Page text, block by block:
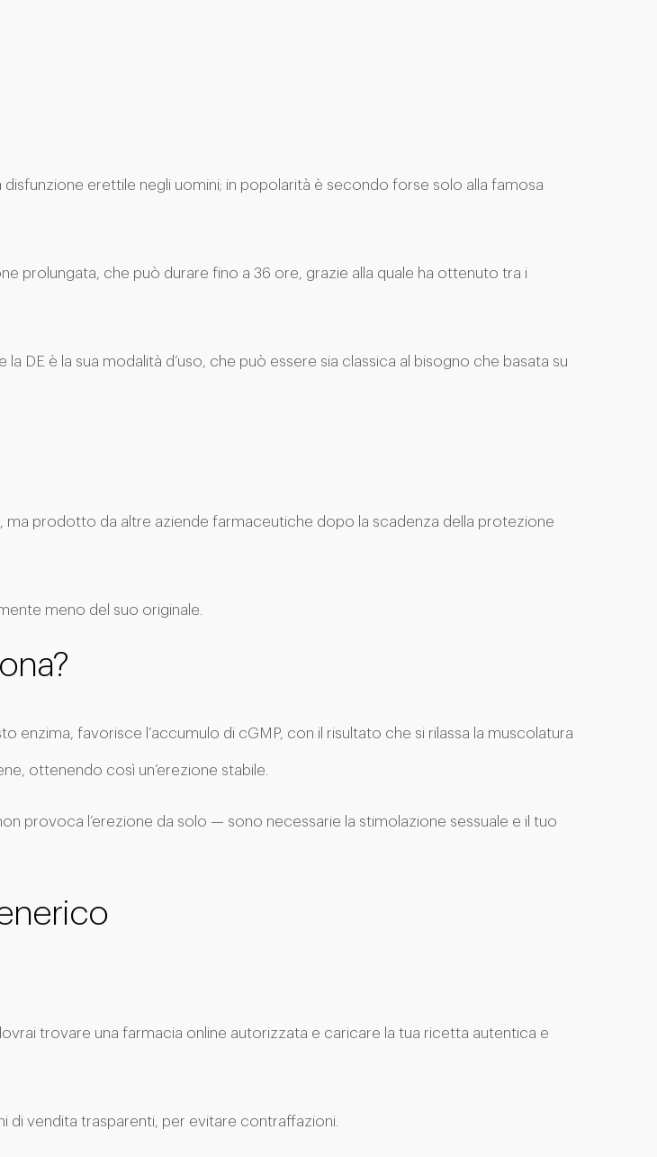
erettile negli uomini; in popolarità è secondo forse solo alla famosa
prolungata, che può durare fino a 36 ore, grazie alla quale ha ottenuto tra i
DE è la sua modalità d’uso, che può essere sia classica al bisogno che basata su
ma prodotto da altre aziende farmaceutiche dopo la scadenza della protezione
meno del suo originale.
enzima, favorisce l’accumulo di cGMP, con il risultato che si rilassa la muscolatura
ottenendo così un’erezione stabile.
provoca l’erezione da solo — sono necessarie la stimolazione sessuale e il tuo
trovare una farmacia online autorizzata e caricare la tua ricetta autentica e
vendita trasparenti, per evitare contraffazioni.